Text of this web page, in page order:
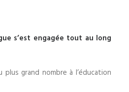
s’est engagée tout au long
plus grand nombre à l’éducation